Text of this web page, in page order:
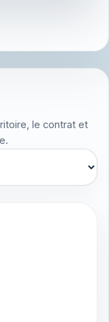
le contrat et